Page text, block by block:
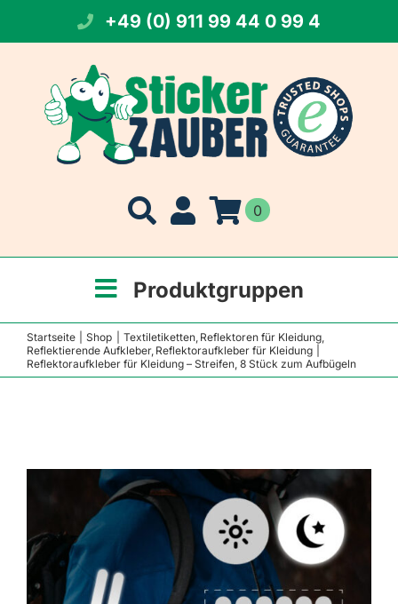
springen
+49 (0) 911 99 44 0 99 4
0
Produktgruppen
Startseite Shop Textiletiketten Reflektoren für Kleidung
Reflektierende Aufkleber Reflektoraufkleber für Kleidung
Reflektoraufkleber für Kleidung – Streifen, 8 Stück zum Aufbügeln